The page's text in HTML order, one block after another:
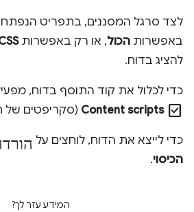
לצד סרגל המסננים, בתפריט
באפשרות הכול, או רק באפשרות
להציג בדוח.
כדי לכלול את קוד התוסף בדוח,
check_box
Content scripts (סקריפטים של
כדי לייצא את הדוח, לוחצים על
הכיסוי.
המידע עזר לך?